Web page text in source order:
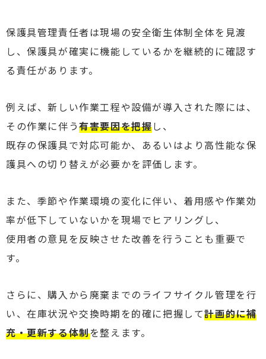
保護具管理責任者は現場の安全衛生体制全体を見渡
し、保護具が確実に機能しているかを継続的に確認す
る責任があります。
例えば、新しい作業工程や設備が導入された際には、
その作業に伴う有害要因を把握し、
既存の保護具で対応可能か、あるいはより高性能な保
護具への切り替えが必要かを評価します。
また、季節や作業環境の変化に伴い、着用感や作業効
率が低下していないかを現場でヒアリングし、
使用者の意見を反映させた改善を行うことも重要で
す。
さらに、購入から廃棄までのライフサイクル管理を行
い、在庫状況や交換時期を的確に把握して計画的に補
充・更新する体制を整えます。